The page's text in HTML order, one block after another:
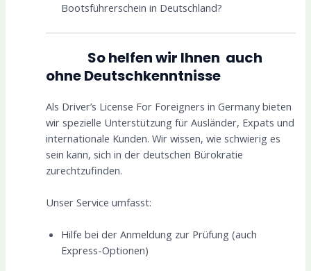
Bootsführerschein in Deutschland?
So helfen wir Ihnen auch
ohne Deutschkenntnisse
Als Driver’s License For Foreigners in Germany bieten
wir spezielle Unterstützung für Ausländer, Expats und
internationale Kunden. Wir wissen, wie schwierig es
sein kann, sich in der deutschen Bürokratie
zurechtzufinden.
Unser Service umfasst:
Hilfe bei der Anmeldung zur Prüfung (auch
Express-Optionen)